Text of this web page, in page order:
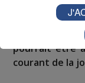
Avec le retour
Montets sur
pourrait être
courant de la